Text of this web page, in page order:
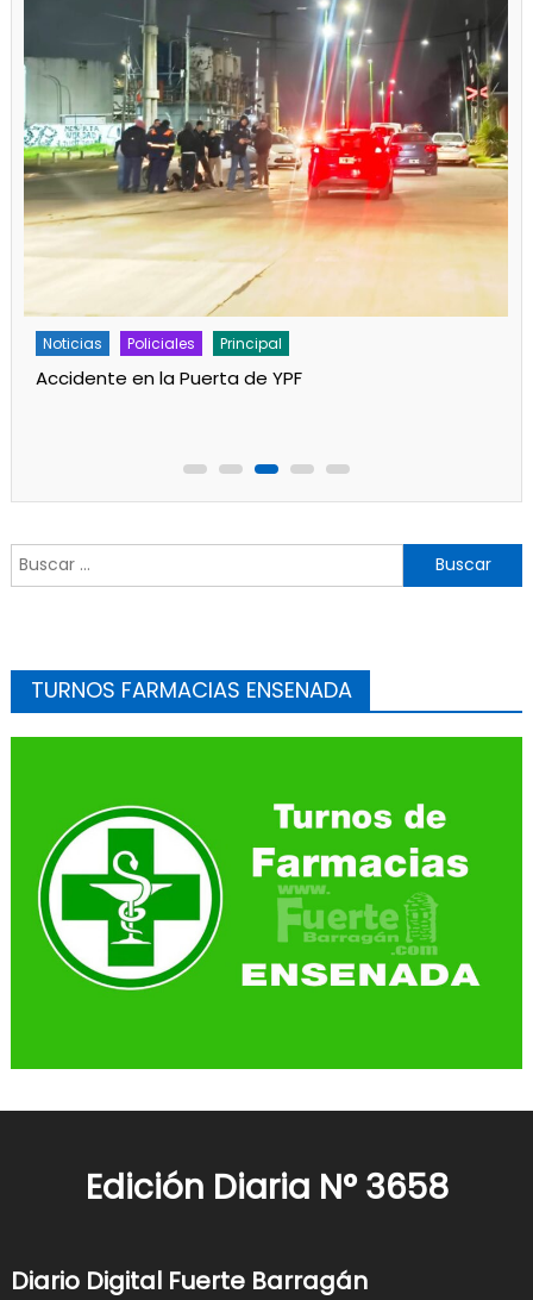
Noticias Policiales Principal
Accidente en la Puerta de YPF
Buscar:
TURNOS FARMACIAS ENSENADA
Edición Diaria N° 3658
Diario Digital Fuerte Barragán